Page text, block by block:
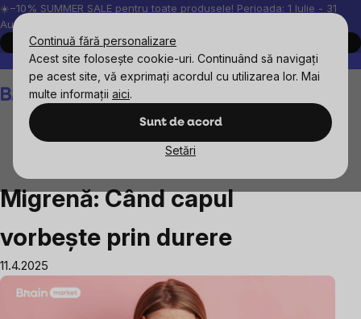
Continuă fără personalizare
Acest site folosește cookie-uri. Continuând să navigați
pe acest site, vă exprimați acordul cu utilizarea lor. Mai
multe informații aici.
Sunt de acord
Setări
Treci
la
conținut
☀️−10% SUMMER SALE pentru toate produsele! Perioada: 1 Iulie - 31
August, 2026.
Cumpără acum
Peste 200.000 de recenzii verificate
Produsele noastre sunt
Coş
de
Migrenă: Când capul
vorbește prin durere
11.4.2025